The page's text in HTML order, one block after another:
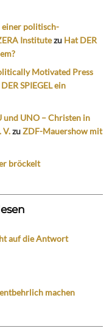
einer politisch-
Institutezu Hat DER
Motivated Press
SPIEGEL ein
und UNO – Christen in
V.zuZDF-Mauershow mit
bröckelt
auf die Antwort
machen